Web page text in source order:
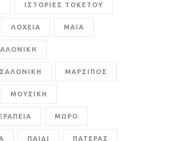
ΙΣΤΟΡΙΕΣ ΤΟΚΕΤΟΥ
ΛΟΧΕΙΑ ΜΑΙΑ
ΜΑΡΣΙΠΟΣ
ΜΟΥΣΙΚΗ
ΜΩΡΟ
ΠΑΙΔΙ ΠΑΤΕΡΑΣ